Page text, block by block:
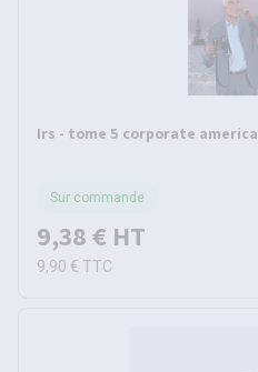
Irs - tome 5 corporate america
Sur commande
9,38 € HT
9,90 € TTC